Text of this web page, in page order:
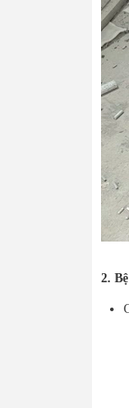
2.